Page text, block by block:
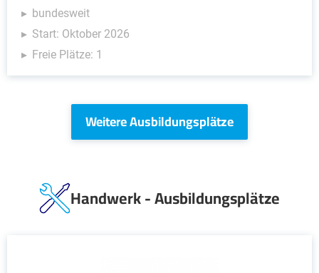
bundesweit
Start: Oktober 2026
Freie Plätze: 1
Weitere Ausbildungsplätze
Handwerk - Ausbildungsplätze